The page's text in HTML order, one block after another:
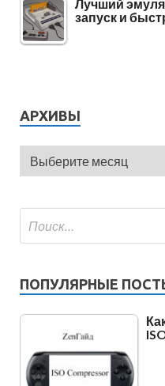
Лучший
запуск и
АРХИВЫ
ПОПУЛЯРНЫЕ